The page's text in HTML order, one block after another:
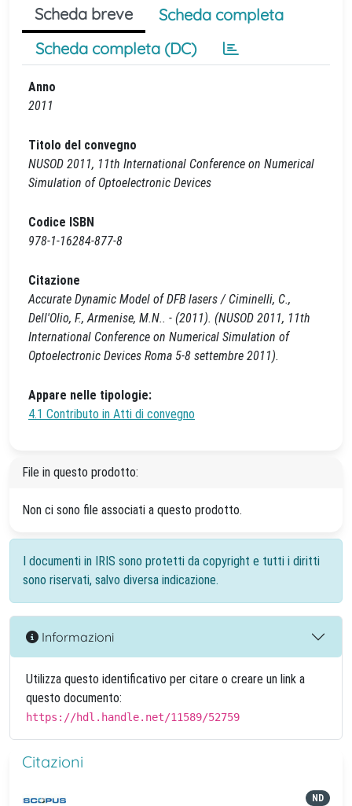
Scheda breve
Scheda completa
Scheda completa (DC)
Anno
2011
Titolo del convegno
NUSOD 2011, 11th International Conference on Numerical
Simulation of Optoelectronic Devices
Codice ISBN
978-1-16284-877-8
Citazione
Accurate Dynamic Model of DFB lasers / Ciminelli, C.,
Dell'Olio, F., Armenise, M.N.. - (2011). (NUSOD 2011, 11th
International Conference on Numerical Simulation of
Optoelectronic Devices Roma 5-8 settembre 2011).
Appare nelle tipologie:
4.1 Contributo in Atti di convegno
File in questo prodotto:
Non ci sono file associati a questo prodotto.
I documenti in IRIS sono protetti da copyright e tutti i diritti
sono riservati, salvo diversa indicazione.
Informazioni
Utilizza questo identificativo per citare o creare un link a
questo documento:
https://hdl.handle.net/11589/52759
Citazioni
ND